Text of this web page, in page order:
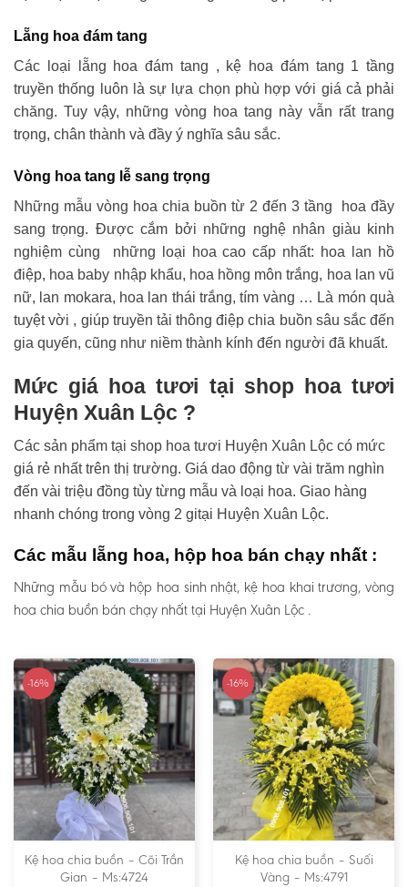
Lẵng hoa đám tang
Các loại lẵng hoa đám tang , kệ hoa đám tang 1 tầng
truyền thống luôn là sự lựa chọn phù hợp với giá cả phải
chăng. Tuy vậy, những vòng hoa tang này vẫn rất trang
trọng, chân thành và đầy ý nghĩa sâu sắc.
Vòng hoa tang lễ sang trọng
Những mẫu vòng hoa chia buồn từ 2 đến 3 tầng hoa đầy
sang trọng. Được cắm bởi những nghệ nhân giàu kinh
nghiệm cùng những loại hoa cao cấp nhất: hoa lan hồ
điệp, hoa baby nhập khẩu, hoa hồng môn trắng, hoa lan vũ
nữ, lan mokara, hoa lan thái trắng, tím vàng … Là món quà
tuyệt vời , giúp truyền tải thông điệp chia buồn sâu sắc đến
gia quyến, cũng như niềm thành kính đến người đã khuất.
Mức giá hoa tươi tại shop hoa tươi
Huyện Xuân Lộc ?
Các sản phẩm tại shop hoa tươi Huyện Xuân Lộc có mức
giá rẻ nhất trên thị trường. Giá dao động từ vài trăm nghìn
đến vài triệu đồng tùy từng mẫu và loại hoa. Giao hàng
nhanh chóng trong vòng 2 gitại Huyện Xuân Lộc.
Các mẫu lẵng hoa, hộp hoa bán chạy nhất :
Những mẫu bó và hộp hoa sinh nhật, kệ hoa khai trương, vòng
hoa chia buồn bán chạy nhất tại Huyện Xuân Lộc .
-16%
Kệ hoa chia buồn – Cõi Trần
Gian – Ms:4724
-16%
Kệ hoa chia buồn – Suối
Vàng – Ms:4791